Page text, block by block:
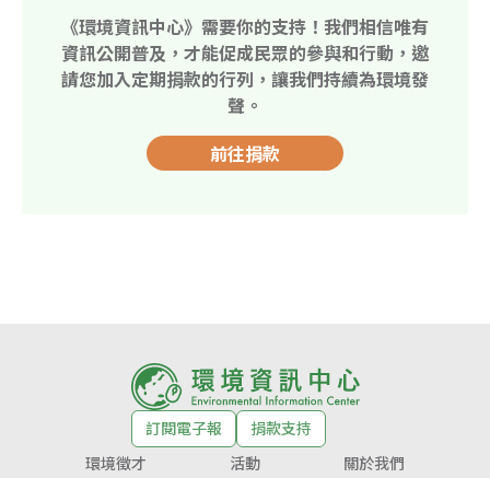
《環境資訊中心》需要你的支持！我們相信唯有
資訊公開普及，才能促成民眾的參與和行動，邀
請您加入定期捐款的行列，讓我們持續為環境發
聲。
前往捐款
訂閱電子報
捐款支持
環境徵才
活動 關於我們